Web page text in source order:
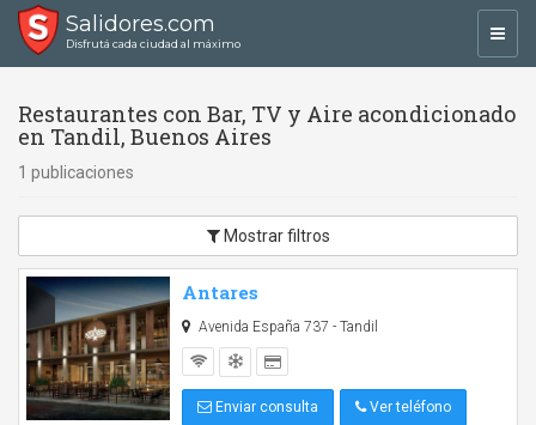
Salidores.com
Disfrutá cada ciudad al máximo
Restaurantes con Bar, TV y Aire acondicionado
en Tandil, Buenos Aires
1 publicaciones
Mostrar filtros
Antares
Avenida España 737 - Tandil
Enviar consulta Ver teléfono